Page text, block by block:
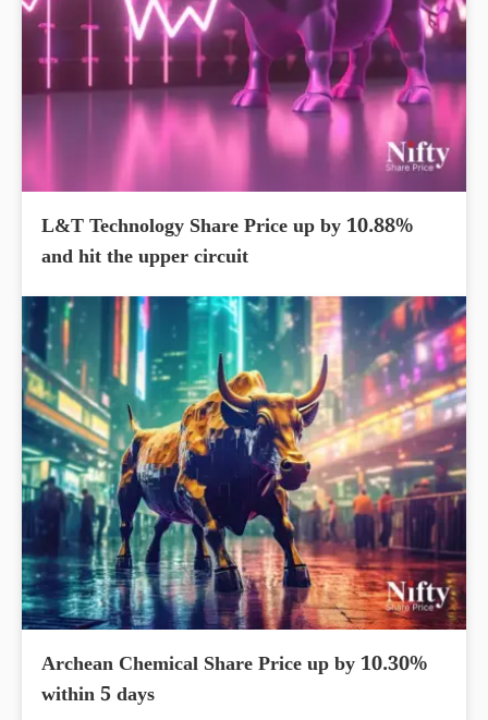
L&T Technology Share Price up by 10.88%
and hit the upper circuit
Archean Chemical Share Price up by 10.30%
within 5 days